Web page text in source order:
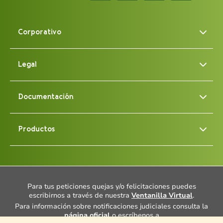
Corporativo
Legal
Documentación
Productos
Para tus peticiones quejas y/o felicitaciones puedes
escribirnos a través de nuestra Ventanilla Virtual.
Para información sobre notificaciones judiciales consulta la
página oficialo escríbenos a